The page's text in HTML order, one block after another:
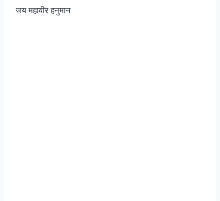
जय महावीर हनुमान